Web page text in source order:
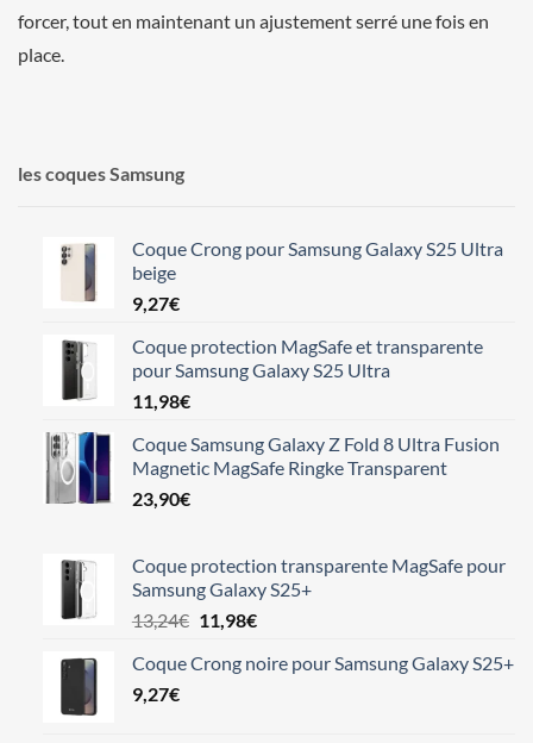
forcer, tout en maintenant un ajustement serré une fois en
place.
les coques Samsung
Coque Crong pour Samsung Galaxy S25 Ultra
beige
9,27€
Coque protection MagSafe et transparente
pour Samsung Galaxy S25 Ultra
11,98€
Coque Samsung Galaxy Z Fold 8 Ultra Fusion
Magnetic MagSafe Ringke Transparent
23,90€
Coque protection transparente MagSafe pour
Samsung Galaxy S25+
13,24€ Le
initial
11,98€Le
actuel
Coque Crong noire pour Samsung Galaxy S25+
9,27€